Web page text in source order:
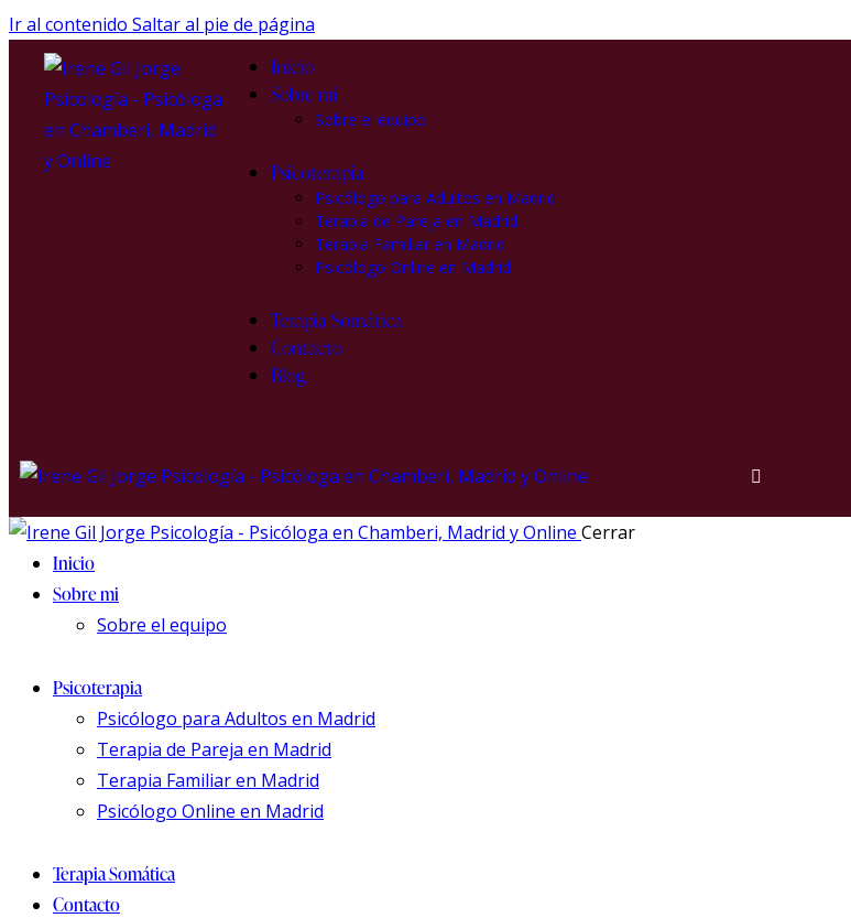
Ir al contenido Saltar al pie de página
Inicio
Sobre mi
Sobre el equipo
Psicoterapia
Psicólogo para Adultos en Madrid
Terapia de Pareja en Madrid
Terapia Familiar en Madrid
Psicólogo Online en Madrid
Terapia Somática
Contacto
Blog
Cerrar
Inicio
Sobre mi
Sobre el equipo
Psicoterapia
Psicólogo para Adultos en Madrid
Terapia de Pareja en Madrid
Terapia Familiar en Madrid
Psicólogo Online en Madrid
Terapia Somática
Contacto